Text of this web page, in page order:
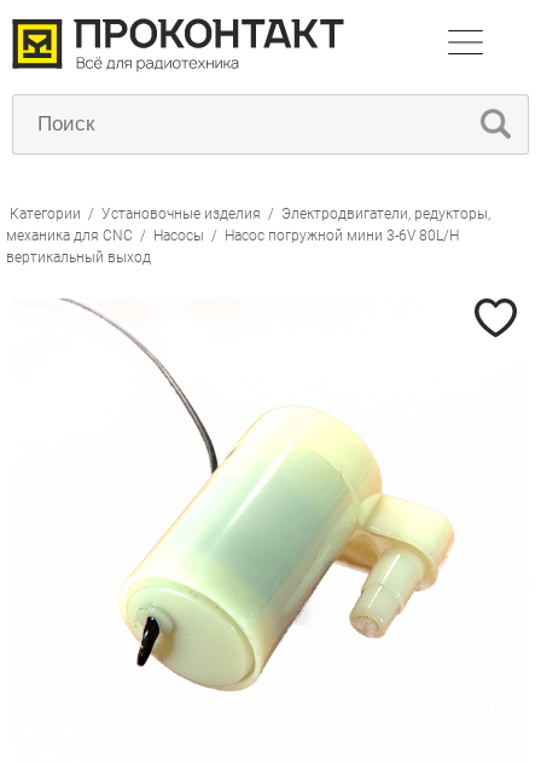
Категории / Установочные изделия / Электродвигатели, редукторы,
механика для CNC / Насосы / Насос погружной мини 3-6V 80L/H
вертикальный выход